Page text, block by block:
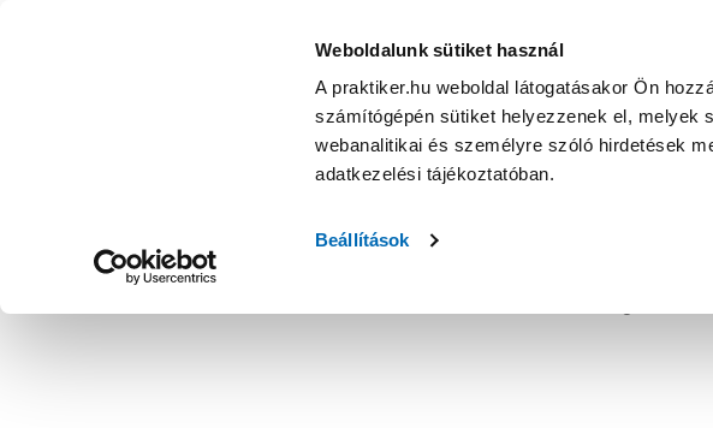
Weboldalunk sütiket használ
A praktiker.hu weboldal látogatásakor Ön
számítógépén sütiket helyezzenek el, melyek
webanalitikai és személyre szóló hirdetések
adatkezelési tájékoztatóban.
Beállítások